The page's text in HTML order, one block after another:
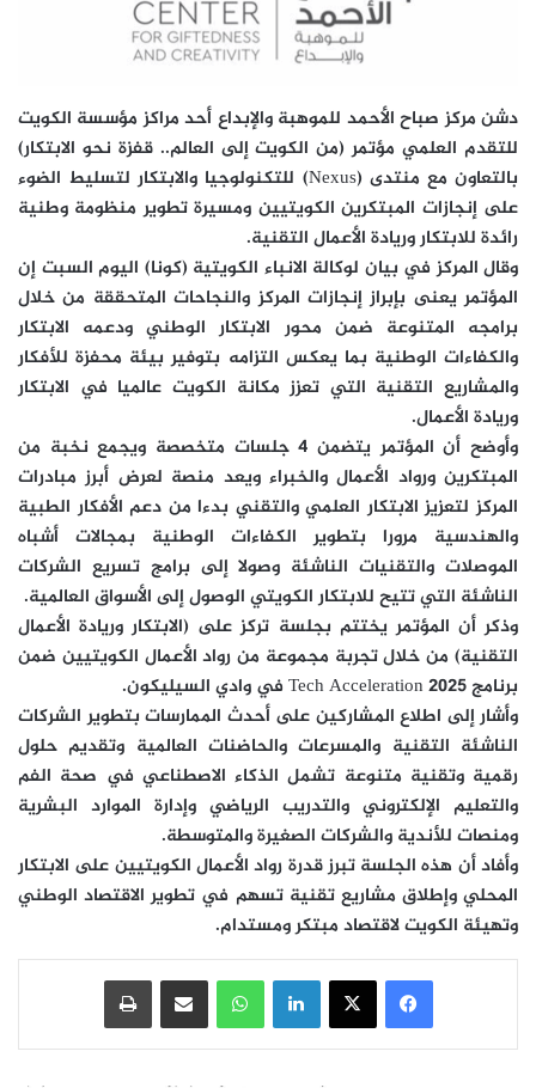
دشن مركز صباح الأحمد للموهبة والإبداع أحد مراكز مؤسسة الكويت
للتقدم العلمي مؤتمر (من الكويت إلى العالم.. قفزة نحو الابتكار)
بالتعاون مع منتدى (Nexus) للتكنولوجيا والابتكار لتسليط الضوء
على إنجازات المبتكرين الكويتيين ومسيرة تطوير منظومة وطنية
رائدة للابتكار وريادة الأعمال التقنية.
وقال المركز في بيان لوكالة الانباء الكويتية (كونا) اليوم السبت إن
المؤتمر يعنى بإبراز إنجازات المركز والنجاحات المتحققة من خلال
برامجه المتنوعة ضمن محور الابتكار الوطني ودعمه الابتكار
والكفاءات الوطنية بما يعكس التزامه بتوفير بيئة محفزة للأفكار
والمشاريع التقنية التي تعزز مكانة الكويت عالميا في الابتكار
وريادة الأعمال.
وأوضح أن المؤتمر يتضمن 4 جلسات متخصصة ويجمع نخبة من
المبتكرين ورواد الأعمال والخبراء ويعد منصة لعرض أبرز مبادرات
المركز لتعزيز الابتكار العلمي والتقني بدءا من دعم الأفكار الطبية
والهندسية مرورا بتطوير الكفاءات الوطنية بمجالات أشباه
الموصلات والتقنيات الناشئة وصولا إلى برامج تسريع الشركات
الناشئة التي تتيح للابتكار الكويتي الوصول إلى الأسواق العالمية.
وذكر أن المؤتمر يختتم بجلسة تركز على (الابتكار وريادة الأعمال
التقنية) من خلال تجربة مجموعة من رواد الأعمال الكويتيين ضمن
برنامج Tech Acceleration 2025 في وادي السيليكون.
وأشار إلى اطلاع المشاركين على أحدث الممارسات بتطوير الشركات
الناشئة التقنية والمسرعات والحاضنات العالمية وتقديم حلول
رقمية وتقنية متنوعة تشمل الذكاء الاصطناعي في صحة الفم
والتعليم الإلكتروني والتدريب الرياضي وإدارة الموارد البشرية
ومنصات للأندية والشركات الصغيرة والمتوسطة.
وأفاد أن هذه الجلسة تبرز قدرة رواد الأعمال الكويتيين على الابتكار
المحلي وإطلاق مشاريع تقنية تسهم في تطوير الاقتصاد الوطني
وتهيئة الكويت لاقتصاد مبتكر ومستدام.
فيسبوك‫X لينكدإنواتساب مشاركة عبر البريد طباعة